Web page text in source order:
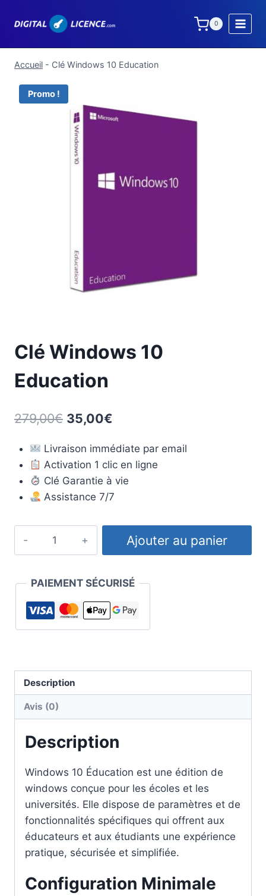
0
Accueil - Clé Windows 10 Education
Promo !
Clé Windows 10
Education
279,00€ Le
initial
était :
279,00€.
35,00€
actuel
est :
35,00€.
Livraison immédiate par email
Activation 1 clic en ligne
Clé Garantie à vie
Assistance 7/7
Windows
Education
Ajouter au panier
PAIEMENT SÉCURISÉ
Description
Avis (0)
Description
Windows 10 Éducation est une édition de
windows conçue pour les écoles et les
universités. Elle dispose de paramètres et de
fonctionnalités spécifiques qui offrent aux
éducateurs et aux étudiants une expérience
pratique, sécurisée et simplifiée.
Configuration Minimale